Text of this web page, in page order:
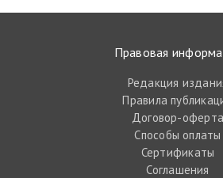
Правовая
Редакция
Правила
Договор-оферта
Способы оплаты
Сертификаты
Соглашения